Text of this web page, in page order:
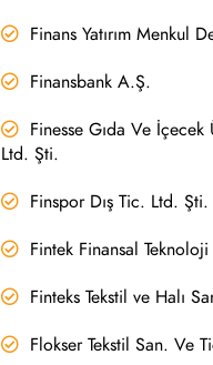
Finans Yatırım Menkul
Finansbank A.Ş.
Finesse Gıda Ve
Ltd. Şti.
Finspor Dış Tic. Ltd. Şti.
Fintek Finansal
Finteks Tekstil ve Halı
Flokser Tekstil San. Ve